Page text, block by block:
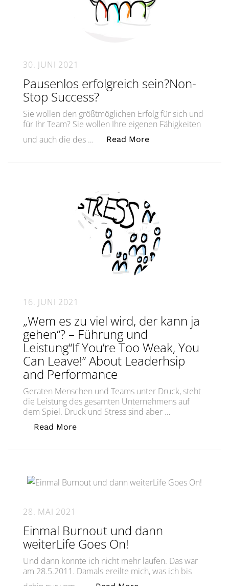
30. JUNI 2021
Pausenlos erfolgreich sein?Non-
Stop Success?
Sie wollen den größtmöglichen Erfolg für sich und
für Ihr Team? Sie wollen Ihre eigenen Fähigkeiten
und auch die des …
Read More„Pausenlos
16. JUNI 2021
„Wem es zu viel wird, der kann ja
gehen“? – Führung und
Leistung“If You’re Too Weak, You
Can Leave!” About Leaderhsip
and Performance
Geraten Menschen und Teams unter Druck, steht
die Leistung des gesamten Unternehmens auf
dem Spiel. Druck und Stress sind aber …
Read More„„Wem es zu viel wird, der kann ja
28. MAI 2021
Einmal Burnout und dann
weiterLife Goes On!
Und dann konnte ich nicht mehr laufen. Das war
am 28.5.2011. Damals ereilte mich, was ich bis